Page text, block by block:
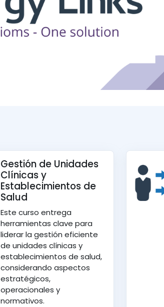
Gestión de Unidades
Clínicas y
Establecimientos de
Salud
Este curso entrega
herramientas clave para
liderar la gestión eficiente
de unidades clínicas y
establecimientos de salud,
considerando aspectos
estratégicos,
operacionales y
normativos.